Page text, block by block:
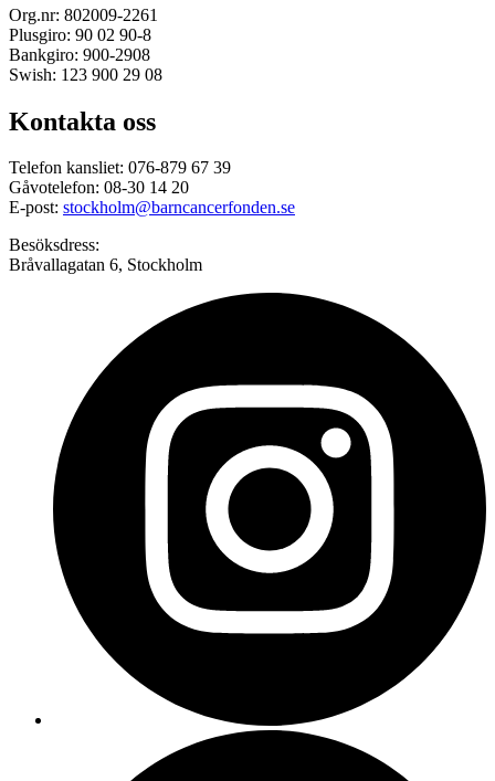
Org.nr: 802009-2261
Plusgiro: 90 02 90-8
Bankgiro: 900-2908
Swish: 123 900 29 08
Kontakta oss
Telefon kansliet: 076-879 67 39
Gåvotelefon: 08-30 14 20
E-post: stockholm@barncancerfonden.se
Besöksdress:
Bråvallagatan 6, Stockholm